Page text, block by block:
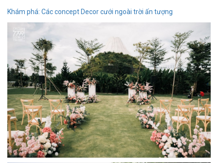
Khám phá: Các concept Decor cưới ngoài trời ấn tượng